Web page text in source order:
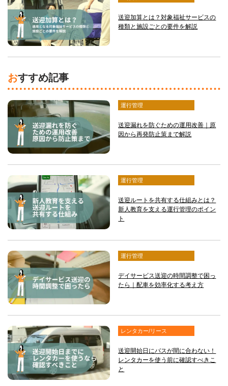
送迎加算とは？対象福祉サービスの
種類と施設ごとの要件を解説
おすすめ記事
運行管理
送迎漏れを防ぐための運用改善｜原
因から再発防止策まで解説
運行管理
送迎ルートを共有する仕組みとは？
新人教育を支える運行管理のポイン
ト
運行管理
デイサービス送迎の時間調整で困っ
たら｜配車を効率化する考え方
レンタカー/リース
送迎開始日にバスが間に合わない！
レンタカーを使う前に確認すべきこ
と